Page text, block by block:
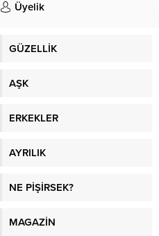
Üyelik
GÜZELLİK
AŞK
ERKEKLER
AYRILIK
NE PİŞİRSEK?
MAGAZİN